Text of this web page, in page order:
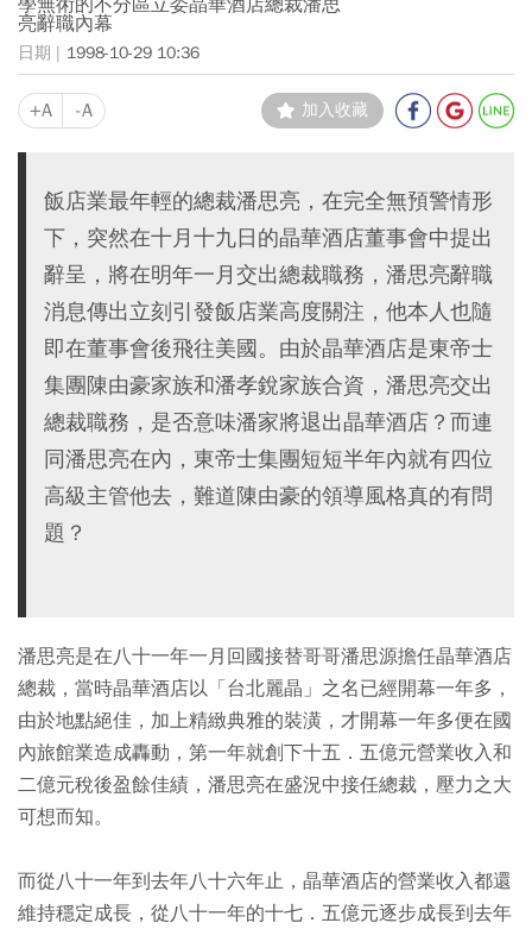
亮辭職內幕
1998-10-29 10:36
+A -A 加入收藏
飯店業最年輕的總裁潘思亮，在完全無預警情形
下，突然在十月十九日的晶華酒店董事會中提出
辭呈，將在明年一月交出總裁職務，潘思亮辭職
消息傳出立刻引發飯店業高度關注，他本人也隨
即在董事會後飛往美國。由於晶華酒店是東帝士
集團陳由豪家族和潘孝銳家族合資，潘思亮交出
總裁職務，是否意味潘家將退出晶華酒店？而連
同潘思亮在內，東帝士集團短短半年內就有四位
高級主管他去，難道陳由豪的領導風格真的有問
題？
潘思亮是在八十一年一月回國接替哥哥潘思源擔任晶華酒店
總裁，當時晶華酒店以「台北麗晶」之名已經開幕一年多，
由於地點絕佳，加上精緻典雅的裝潢，才開幕一年多便在國
內旅館業造成轟動，第一年就創下十五．五億元營業收入和
二億元稅後盈餘佳績，潘思亮在盛況中接任總裁，壓力之大
可想而知。
而從八十一年到去年八十六年止，晶華酒店的營業收入都還
維持穩定成長，從八十一年的十七．五億元逐步成長到去年